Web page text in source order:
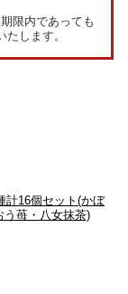
限内であっても
します。
計16個セット(かぼ
う苺・八女抹茶)